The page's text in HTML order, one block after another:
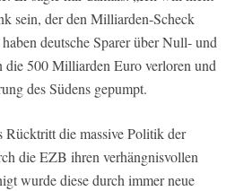
sein, der den Milliarden-Scheck
deutsche Sparer über Null- und
die 500 Milliarden Euro verloren und
des Südens gepumpt.
Rücktritt die massive Politik der
die EZB ihren verhängnisvollen
wurde diese durch immer neue